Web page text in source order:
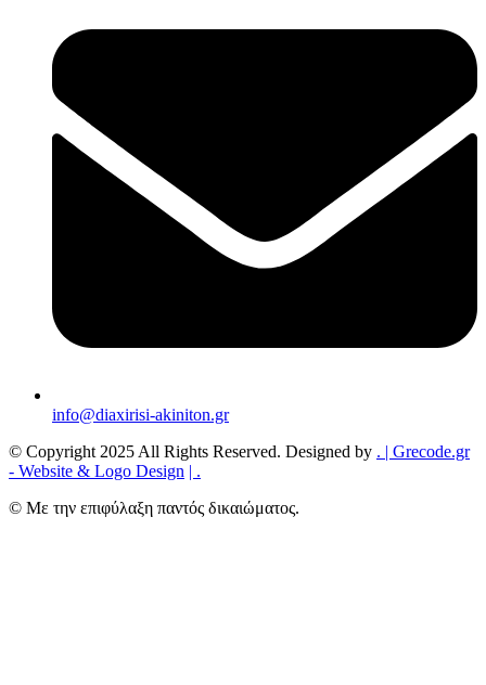
info@diaxirisi-akiniton.gr
© Copyright 2025 All Rights Reserved. Designed by . | Grecode.gr
- Website & Logo Design | .
© Με την επιφύλαξη παντός δικαιώματος.